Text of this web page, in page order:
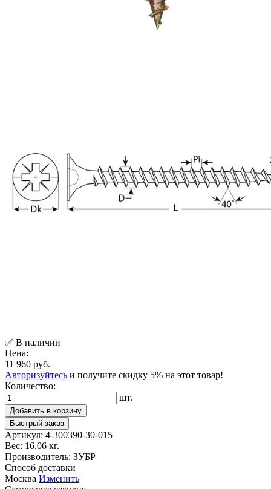
✅ В наличии
Цена:
11 960 руб.
Авторизуйтесь и получите скидку 5% на этот товар!
Количество:
шт.
Добавить в корзину
Быстрый заказ
Артикул: 4-300390-30-015
Вес: 16.06 кг.
Производитель: ЗУБР
Способ доставки
Москва Изменить